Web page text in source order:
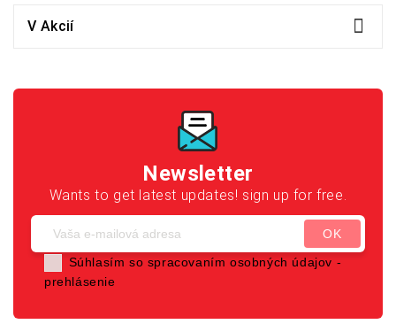
V Akcií 
Newsletter
Wants to get latest updates! sign up for free.
Súhlasím so spracovaním osobných údajov -
prehlásenie